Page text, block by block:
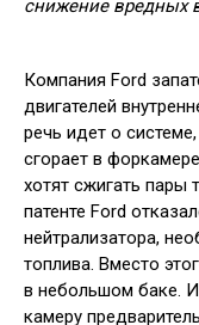
снижение вредных
Компания Ford
двигателей
речь идет о
сгорает в
хотят сжигать
патенте Ford
нейтрализатора,
топлива. Вместо
в небольшом баке.
камеру